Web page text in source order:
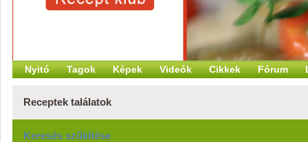
Nyitó Tagok Képek Videók Cikkek Fórum
Receptek találatok
Keresés szűkítése